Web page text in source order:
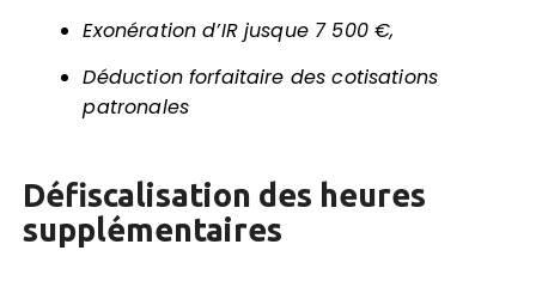
Exonération d’IR jusque 7 500 €,
Déduction forfaitaire des cotisations
patronales
Défiscalisation des heures
supplémentaires